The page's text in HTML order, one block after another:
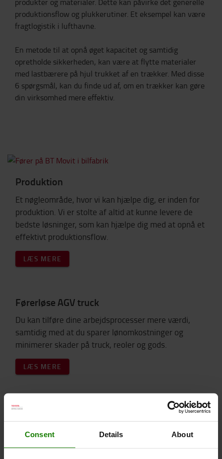
Consent Details About
produktionsflow og plukkerutiner. Et eksempel kan være
fragtlogistik i lufthavne.
En metode til at opnå øget kapacitet og samtidig
opretholde sikkerheden, kan være at flytte materialer
med lastbærere på hjul trukket af en trækker. Med disse
6 spørgsmål, kan du finde ud af, om en trækker kan gøre
din virksomhed mere effektiv.
Produktion
Et nøgleområde, hvor vi kan hjælpe dig, er inden for
produktion. Vi er stolte af altid at kunne levere de
bedste løsninger, som kan hjælpe dig med at opnå et
effektivt produktionsflow.
LÆS MERE
Førerløse AGV truck
Du kan tilføre dine arbejdsprocesser mere værdi,
samtidig med at du sparer lønomkostninger og
minimerer skader på truck, reoler og gods.
LÆS MERE
Toyota Production System
Vi arbejder med lean-produktion efter et pull-
system, hvilket betyder, at vi kun producerer det, der